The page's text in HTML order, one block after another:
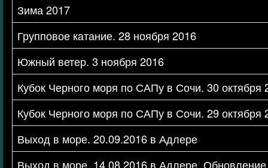
Зима 2017
Групповое катание. 28 ноября 2016
Южный ветер. 3 ноября 2016
Кубок Черного моря по САПу в Сочи. 30 октября
Кубок Черного моря по САПу в Сочи. 29 октября
Выход в море. 20.09.2016 в Адлере
Выход в море. 14.08.2016 в Адлере. Обновление